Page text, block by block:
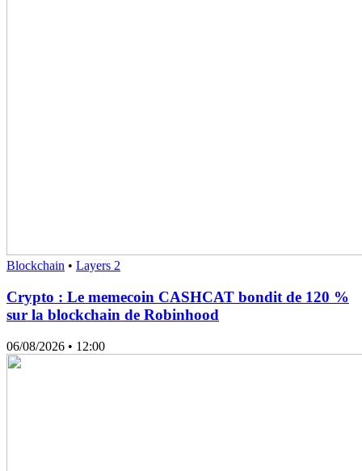
Blockchain • Layers 2
Crypto : Le memecoin CASHCAT bondit de 120 %
sur la blockchain de Robinhood
06/08/2026 • 12:00